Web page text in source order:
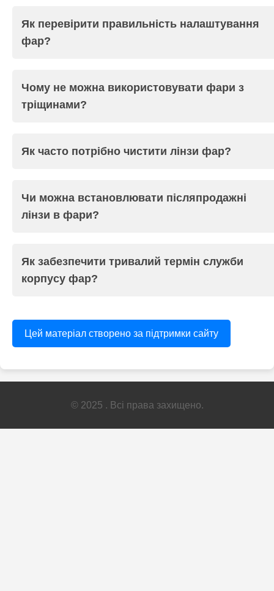
Як перевірити правильність налаштування
фар?
Чому не можна використовувати фари з
тріщинами?
Як часто потрібно чистити лінзи фар?
Чи можна встановлювати післяпродажні
лінзи в фари?
Як забезпечити тривалий термін служби
корпусу фар?
Цей матеріал створено за підтримки сайту
© 2025 . Всі права захищено.